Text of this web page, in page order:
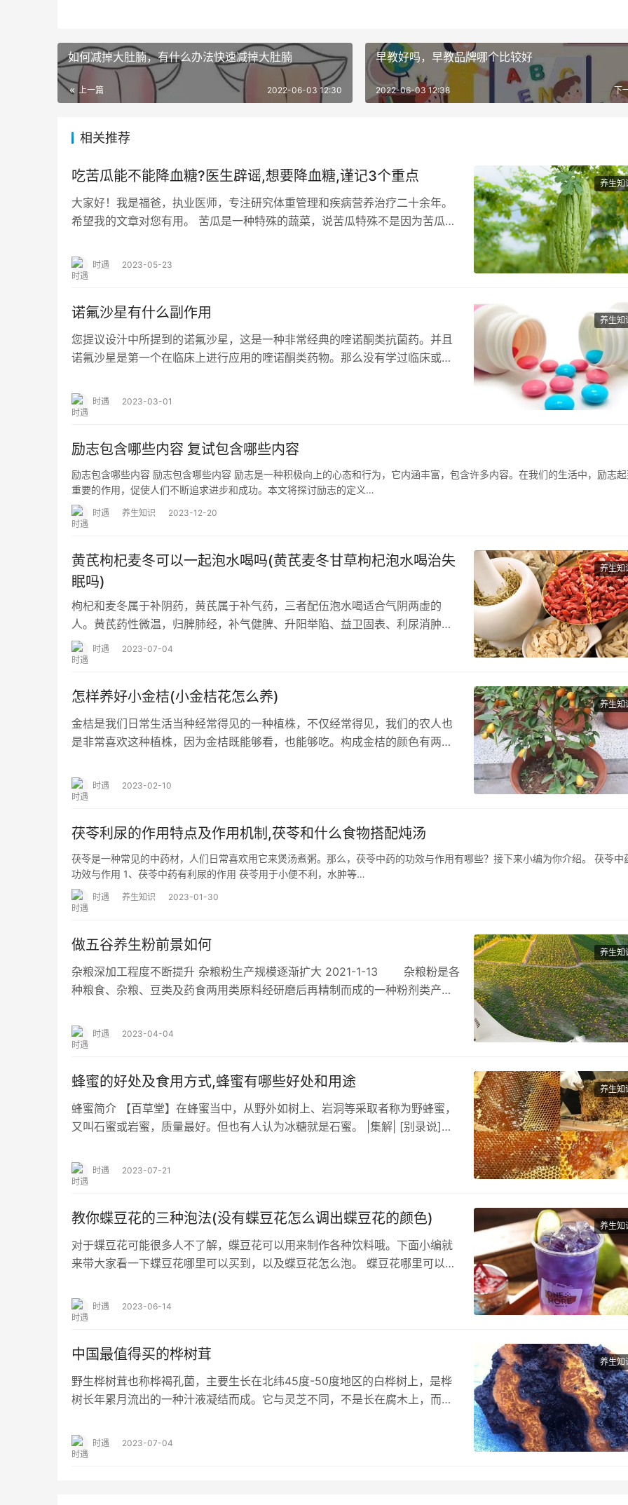
如何减掉大肚腩，有什么办法快速减掉大肚腩
上一篇 2022-06-03 12:30
早教好吗，早教品牌哪个比较好
下
2022-06-03 12:38
相关推荐
养生知
吃苦瓜能不能降血糖?医生辟谣,想要降血糖,谨记3个重点
大家好！我是福爸，执业医师，专注研究体重管理和疾病营养治疗二十余年。
希望我的文章对您有用。 苦瓜是一种特殊的蔬菜，说苦瓜特殊不是因为苦瓜
时遇 2023-05-23
养生知
诺氟沙星有什么副作用
您提议设汁中所提到的诺氟沙星，这是一种非常经典的喹诺酮类抗菌药。并且
诺氟沙星是第一个在临床上进行应用的喹诺酮类药物。那么没有学过临床或是
时遇 2023-03-01
励志包含哪些内容 复试包含哪些内容
励志包含哪些内容 励志包含哪些内容 励志是一种积极向上的心态和行为，它内涵丰富，包含许多内容。在我们的生活中，励志
重要的作用，促使人们不断追求进步和成功。本文将探讨励志的定义…
时遇 养生知识 2023-12-20
养生知
黄芪枸杞麦冬可以一起泡水喝吗(黄芪麦冬甘草枸杞泡水喝治失
眠吗)
枸杞和麦冬属于补阴药，黄芪属于补气药，三者配伍泡水喝适合气阴两虚的
人。黄芪药性微温，归脾肺经，补气健脾、升阳举陷、益卫固表、利尿消肿、
脱毒生肌。枸杞药性平，归肝肾经，滋补肝肾、益精…
时遇 2023-07-04
养生知
怎样养好小金桔(小金桔花怎么养)
金桔是我们日常生活当种经常得见的一种植株，不仅经常得见，我们的农人也
是非常喜欢这种植株，因为金桔既能够看，也能够吃。构成金桔的颜色有两
时遇 2023-02-10
茯苓利尿的作用特点及作用机制,茯苓和什么食物搭配炖汤
茯苓是一种常见的中药材，人们日常喜欢用它来煲汤煮粥。那么，茯苓中药的功效与作用有哪些？接下来小编为你介绍。 茯苓中
功效与作用 1、茯苓中药有利尿的作用 茯苓用于小便不利，水肿等…
时遇 养生知识 2023-01-30
养生知
做五谷养生粉前景如何
杂粮深加工程度不断提升 杂粮粉生产规模逐渐扩大 2021-1-13 杂粮粉是各
种粮食、杂粮、豆类及药食两用类原料经研磨后再精制而成的一种粉剂类产
时遇 2023-04-04
养生知
蜂蜜的好处及食用方式,蜂蜜有哪些好处和用途
蜂蜜简介 【百草堂】在蜂蜜当中，从野外如树上、岩洞等采取者称为野蜂蜜，
又叫石蜜或岩蜜，质量最好。但也有人认为冰糖就是石蜜。 |集解| [别录说]多
时遇 2023-07-21
养生知
教你蝶豆花的三种泡法(没有蝶豆花怎么调出蝶豆花的颜色)
对于蝶豆花可能很多人不了解，蝶豆花可以用来制作各种饮料哦。下面小编就
来带大家看一下蝶豆花哪里可以买到，以及蝶豆花怎么泡。 蝶豆花哪里可以买
时遇 2023-06-14
养生知
中国最值得买的桦树茸
野生桦树茸也称桦褐孔菌，主要生长在北纬45度-50度地区的白桦树上，是桦
树长年累月流出的一种汁液凝结而成。它与灵芝不同，不是长在腐木上，而是
时遇 2023-07-04